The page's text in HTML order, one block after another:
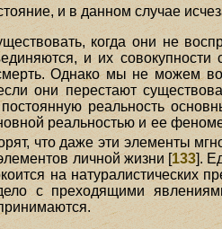
и в данном случае
когда они не
и их
Однако мы не можем
они перестают
реальность
реальностью и ее
что даже эти элементы
личной жизни [133].
на натуралистических
с преходящими